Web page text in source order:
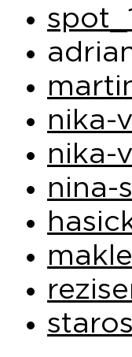
nika-
nika-
nina-